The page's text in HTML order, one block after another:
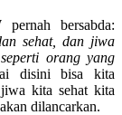
bersabda:
sehat, dan jiwa
orang yang
disini bisa kita
kita sehat kita
dilancarkan.